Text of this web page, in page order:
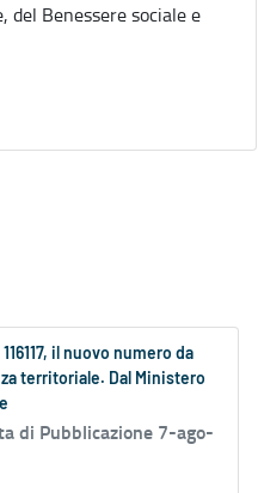
del Benessere sociale e
il nuovo numero da
territoriale. Dal Ministero
di Pubblicazione 7-ago-